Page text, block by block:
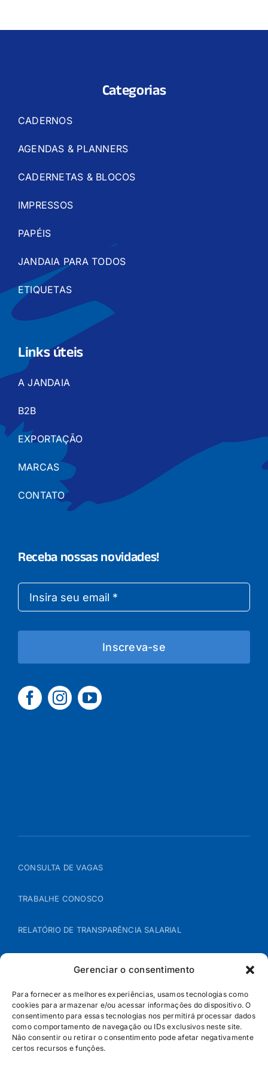
Gerenciar o consentimento
Para fornecer as melhores experiências, usamos tecnologias como
cookies para armazenar e/ou acessar informações do dispositivo. O
consentimento para essas tecnologias nos permitirá processar dados
como comportamento de navegação ou IDs exclusivos neste site.
Não consentir ou retirar o consentimento pode afetar negativamente
certos recursos e funções.
Categorias
CADERNOS
AGENDAS & PLANNERS
CADERNETAS & BLOCOS
IMPRESSOS
PAPÉIS
JANDAIA PARA TODOS
ETIQUETAS
Links úteis
A JANDAIA
B2B
EXPORTAÇÃO
MARCAS
CONTATO
Receba nossas novidades!
Inscreva-se
CONSULTA DE VAGAS
TRABALHE CONOSCO
RELATÓRIO DE TRANSPARÊNCIA SALARIAL
POLÍTICA DE COOKIES
POLÍTICA DE PRIVACIDADE